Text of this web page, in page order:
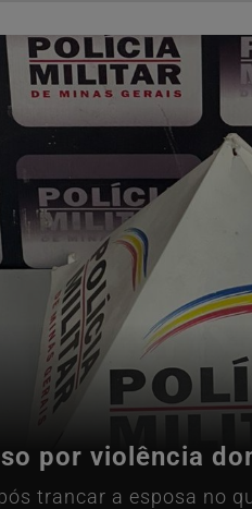
por violência
trancar a esposa no